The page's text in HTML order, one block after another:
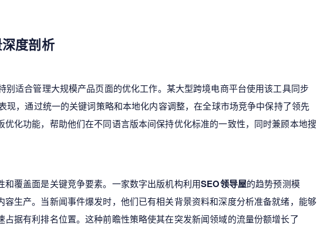
度剖析
别适合管理大规模产品页面的优化工作。某大型跨境电商平台使用该工具同步
现，通过统一的关键词策略和本地化内容调整，在全球市场竞争中保持了领先
优化功能，帮助他们在不同语言版本间保持优化标准的一致性，同时兼顾本地搜
和覆盖面是关键竞争要素。一家数字出版机构利用SEO领导屋的趋势预测模
容生产。当新闻事件爆发时，他们已有相关背景资料和深度分析准备就绪，能够
占据有利排名位置。这种前瞻性策略使其在突发新闻领域的流量份额增长了